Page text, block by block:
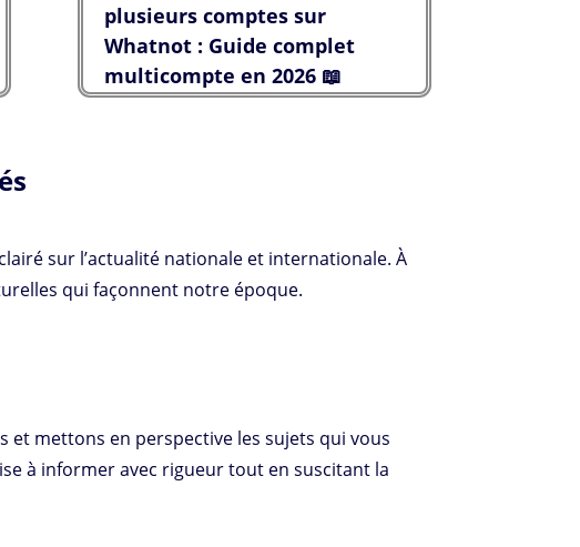
plusieurs comptes sur
Whatnot : Guide complet
multicompte en 2026 📖
sur l’actualité nationale et internationale. À
qui façonnent notre époque.
et mettons en perspective les sujets qui vous
à informer avec rigueur tout en suscitant la